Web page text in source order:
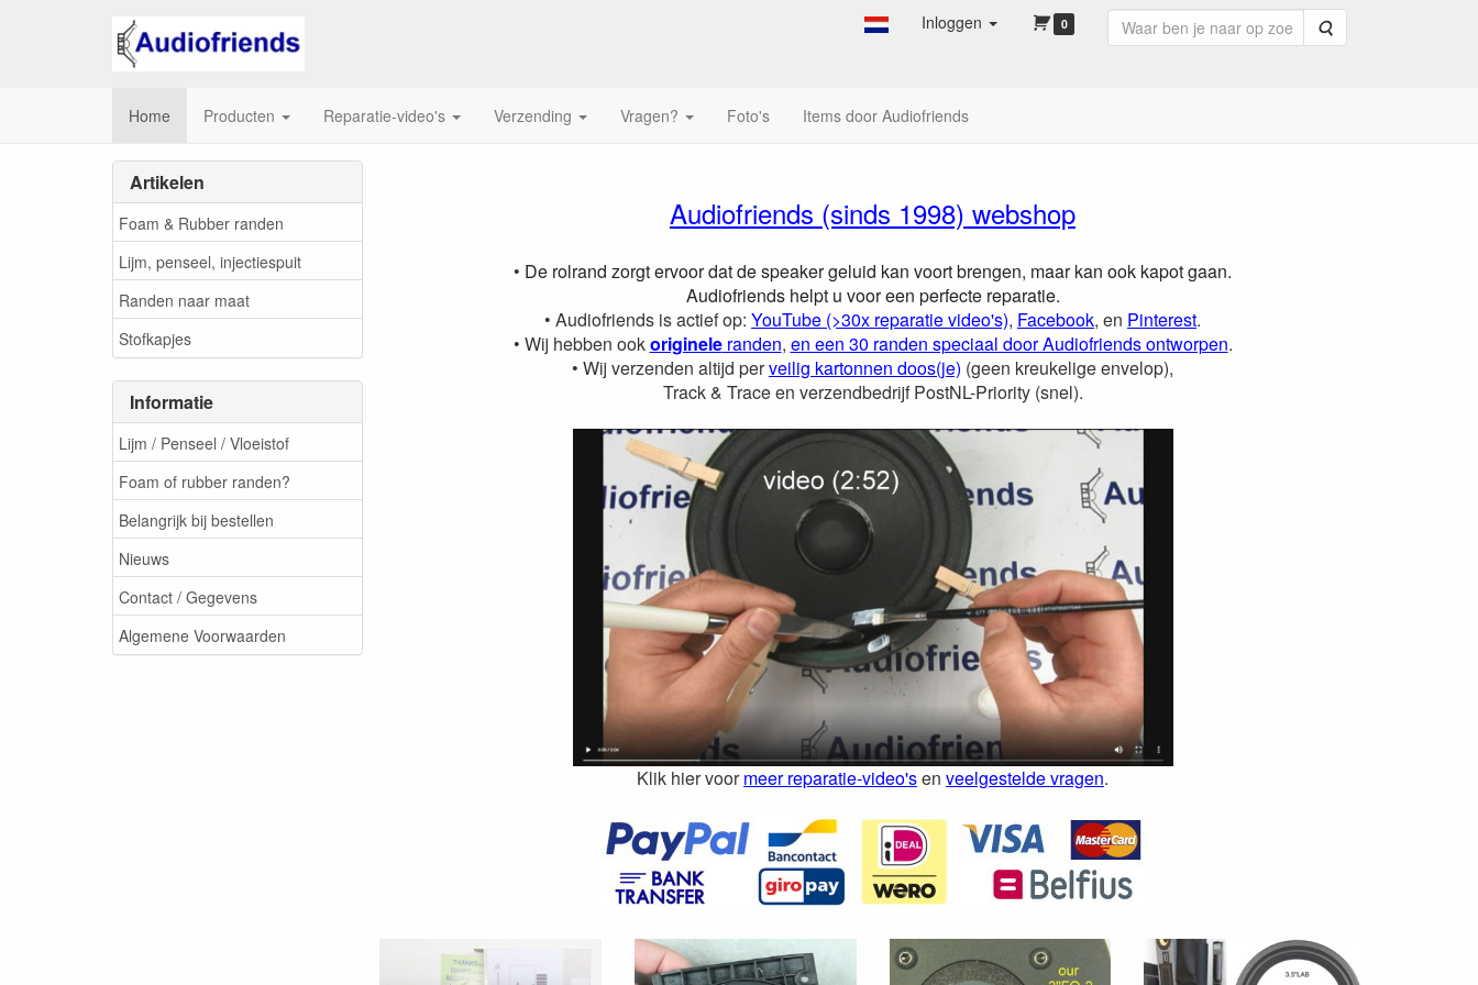
Inloggen 0 Zoeken
Home Producten Reparatie-video's Verzending Vragen? Foto's Items door Audiofriends
Artikelen
Foam & Rubber randen
Lijm, penseel, injectiespuit
Randen naar maat
Stofkapjes
Informatie
Lijm / Penseel / Vloeistof
Foam of rubber randen?
Belangrijk bij bestellen
Nieuws
Contact / Gegevens
Algemene Voorwaarden
Audiofriends (sinds 1998) webshop
• De rolrand zorgt ervoor dat de speaker geluid kan voort brengen, maar kan ook kapot gaan.
Audiofriends helpt u voor een perfecte reparatie.
• Audiofriends is actief op: YouTube (>30x reparatie video's), Facebook, en Pinterest.
• Wij hebben ookorigineleranden, en een 30 randen speciaal door Audiofriends ontworpen.
• Wij verzenden altijd perveilig kartonnen doos(je) (geen kreukelige envelop),
Track & Trace en verzendbedrijf PostNL-Priority (snel).
Klik hier voormeer reparatie-video'sen veelgestelde vragen.